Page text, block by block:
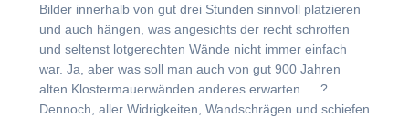
Bilder innerhalb von gut drei Stunden sinnvoll platzieren
und auch hängen, was angesichts der recht schroffen
und seltenst lotgerechten Wände nicht immer einfach
war. Ja, aber was soll man auch von gut 900 Jahren
alten Klostermauerwänden anderes erwarten … ?
Dennoch, aller Widrigkeiten, Wandschrägen und schiefen